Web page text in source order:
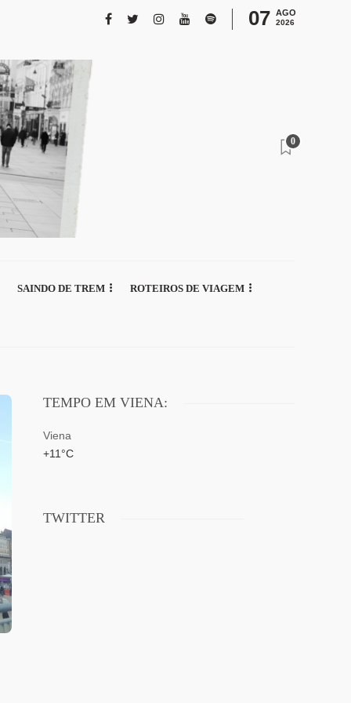
07 AGO
2026
0
SAINDO DE TREM ROTEIROS DE VIAGEM
TEMPO EM VIENA:
Viena
+11°C
TWITTER